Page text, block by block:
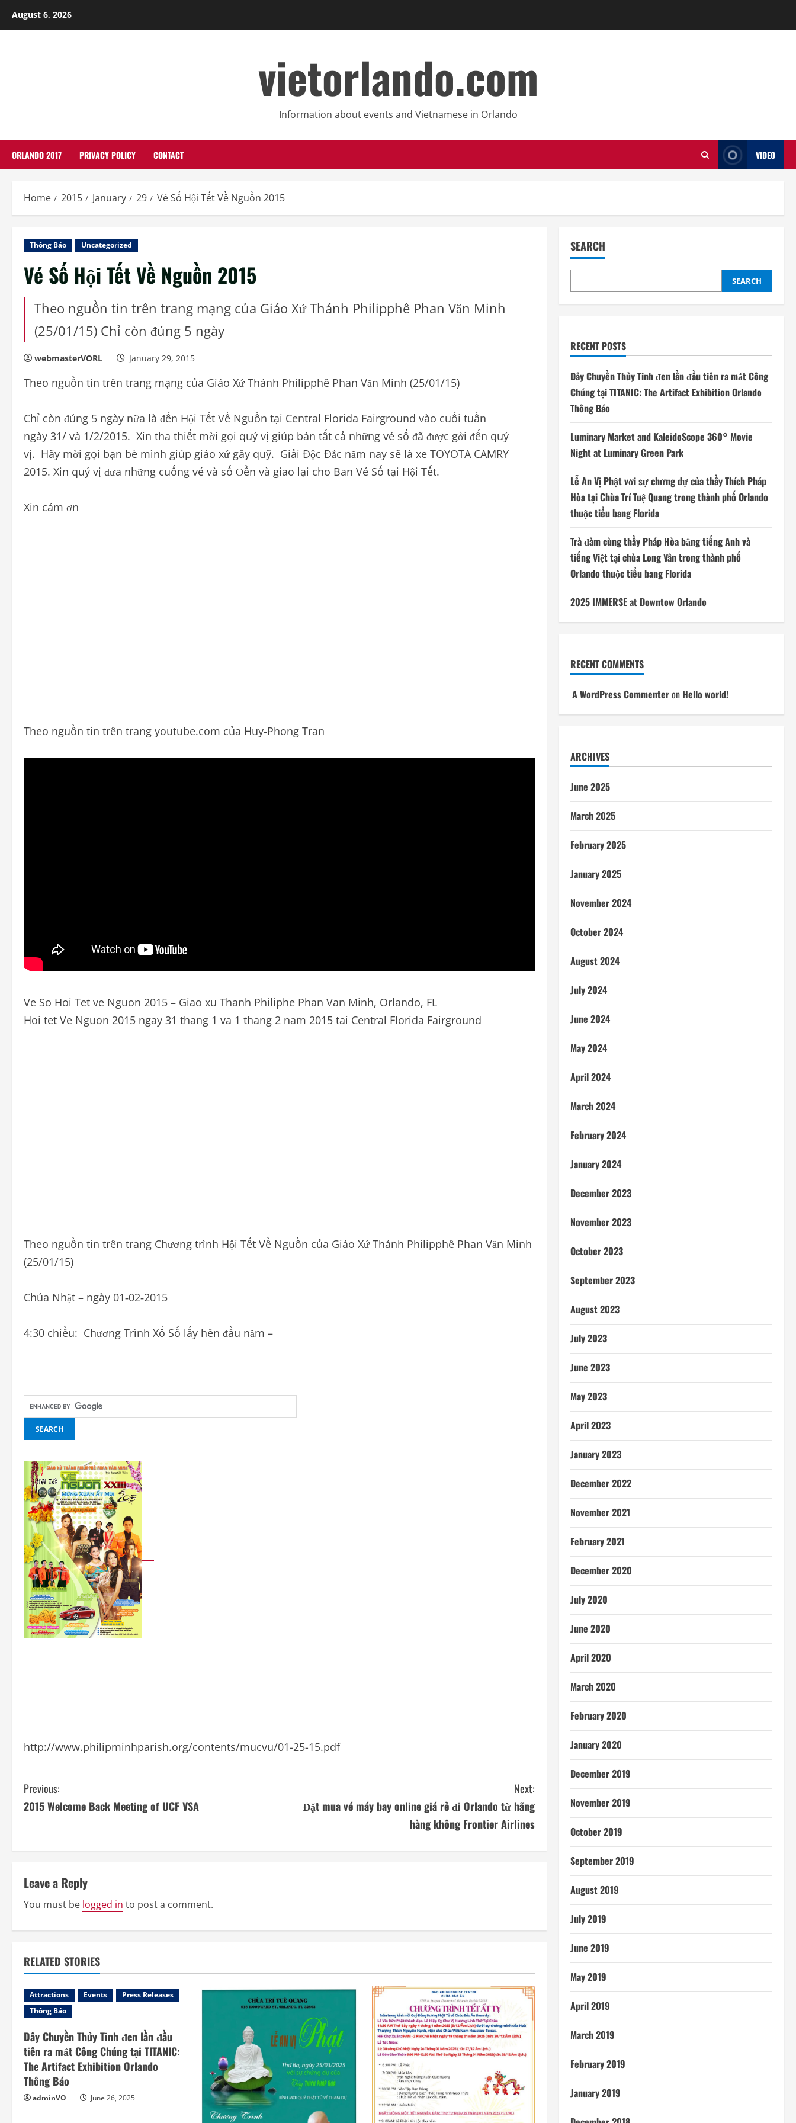
August 6, 2026
vietorlando.com
Information about events and Vietnamese in Orlando
ORLANDO 2017 PRIVACY POLICY CONTACT VIDEO
Home 2015 January 29 Vé Số Hội Tết Về Nguồn 2015
Thông Báo Uncategorized
Vé Số Hội Tết Về Nguồn 2015
Theo nguồn tin trên trang mạng của Giáo Xứ Thánh Philipphê Phan Văn Minh
(25/01/15) Chỉ còn đúng 5 ngày
webmasterVORL January 29, 2015
Theo nguồn tin trên trang mạng của Giáo Xứ Thánh Philipphê Phan Văn Minh (25/01/15)
Chỉ còn đúng 5 ngày nữa là đến Hội Tết Về Nguồn tại Central Florida Fairground vào cuối tuần
ngày 31/ và 1/2/2015. Xin tha thiết mời gọi quý vị giúp bán tất cả những vé số đã được gởi đến quý
vị. Hãy mời gọi bạn bè mình giúp giáo xứ gây quỹ. Giải Ðộc Ðắc năm nay sẽ là xe TOYOTA CAMRY
2015. Xin quý vị đưa những cuống vé và số Ɵền và giao lại cho Ban Vé Số tại Hội Tết.
Xin cám ơn
Theo nguồn tin trên trang youtube.com của Huy-Phong Tran
Ve So Hoi Tet ve Nguon 2015 – Giao xu Thanh Philiphe Phan Van Minh, Orlando, FL
Hoi tet Ve Nguon 2015 ngay 31 thang 1 va 1 thang 2 nam 2015 tai Central Florida Fairground
Theo nguồn tin trên trang Chương trình Hội Tết Về Nguồn của Giáo Xứ Thánh Philipphê Phan Văn Minh
(25/01/15)
Chúa Nhật – ngày 01‐02‐2015
4:30 chiều: Chương Trình Xổ Số lấy hên đầu năm –
http://www.philipminhparish.org/contents/mucvu/01-25-15.pdf
C
o
i
n
u
e
R
e
a
d
i
Previous:
2015 Welcome Back Meeting of UCF VSA
Next:
Đặt mua vé máy bay online giá rẻ đi Orlando từ hãng
hàng không Frontier Airlines
Leave a Reply
You must be logged in to post a comment.
RELATED STORIES
Attractions Events
Press Releases
Thông Báo
Dây Chuyền Thủy Tinh đen lần đầu
tiên ra mắt Công Chúng tại TITANIC:
The Artifact Exhibition Orlando
Thông Báo
adminVO June 26, 2025
SEARCH
SEARCH
RECENT POSTS
Dây Chuyền Thủy Tinh đen lần đầu tiên ra mắt Công
Chúng tại TITANIC: The Artifact Exhibition Orlando
Thông Báo
Luminary Market and KaleidoScope 360° Movie
Night at Luminary Green Park
Lễ An Vị Phật với sự chứng dự của thầy Thích Pháp
Hòa tại Chùa Trí Tuệ Quang trong thành phố Orlando
thuộc tiểu bang Florida
Trà đàm cùng thầy Pháp Hòa bằng tiếng Anh và
tiếng Việt tại chùa Long Vân trong thành phố
Orlando thuộc tiểu bang Florida
2025 IMMERSE at Downtow Orlando
RECENT COMMENTS
A WordPress Commenteron Hello world!
ARCHIVES
June 2025
March 2025
February 2025
January 2025
November 2024
October 2024
August 2024
July 2024
June 2024
May 2024
April 2024
March 2024
February 2024
January 2024
December 2023
November 2023
October 2023
September 2023
August 2023
July 2023
June 2023
May 2023
April 2023
January 2023
December 2022
November 2021
February 2021
December 2020
July 2020
June 2020
April 2020
March 2020
February 2020
January 2020
December 2019
November 2019
October 2019
September 2019
August 2019
July 2019
June 2019
May 2019
April 2019
March 2019
February 2019
January 2019